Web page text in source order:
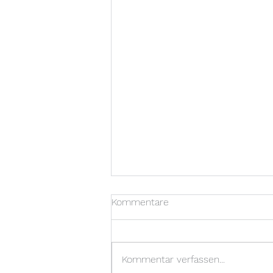
Catarata La paz
Kommentare
Kommentar verfassen...